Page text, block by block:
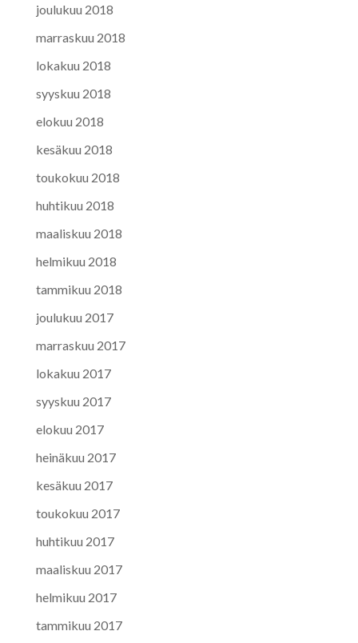
joulukuu 2018
marraskuu 2018
lokakuu 2018
syyskuu 2018
elokuu 2018
kesäkuu 2018
toukokuu 2018
huhtikuu 2018
maaliskuu 2018
helmikuu 2018
tammikuu 2018
joulukuu 2017
marraskuu 2017
lokakuu 2017
syyskuu 2017
elokuu 2017
heinäkuu 2017
kesäkuu 2017
toukokuu 2017
huhtikuu 2017
maaliskuu 2017
helmikuu 2017
tammikuu 2017